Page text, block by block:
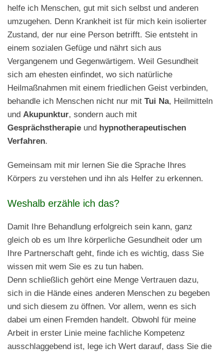
helfe ich Menschen, gut mit sich selbst und anderen
umzugehen. Denn Krankheit ist für mich kein isolierter
Zustand, der nur eine Person betrifft. Sie entsteht in
einem sozialen Gefüge und nährt sich aus
Vergangenem und Gegenwärtigem. Weil Gesundheit
sich am ehesten einfindet, wo sich natürliche
Heilmaßnahmen mit einem friedlichen Geist verbinden,
behandle ich Menschen nicht nur mit Tui Na, Heilmitteln
und Akupunktur, sondern auch mit
Gesprächstherapie und hypnotherapeutischen
Verfahren.
Gemeinsam mit mir lernen Sie die Sprache Ihres
Körpers zu verstehen und ihn als Helfer zu erkennen.
Weshalb erzähle ich das?
Damit Ihre Behandlung erfolgreich sein kann, ganz
gleich ob es um Ihre körperliche Gesundheit oder um
Ihre Partnerschaft geht, finde ich es wichtig, dass Sie
wissen mit wem Sie es zu tun haben.
Denn schließlich gehört eine Menge Vertrauen dazu,
sich in die Hände eines anderen Menschen zu begeben
und sich diesem zu öffnen. Vor allem, wenn es sich
dabei um einen Fremden handelt. Obwohl für meine
Arbeit in erster Linie meine fachliche Kompetenz
ausschlaggebend ist, lege ich Wert darauf, dass Sie die